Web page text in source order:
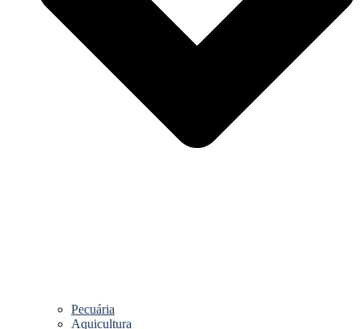
Pecuária
Aquicultura